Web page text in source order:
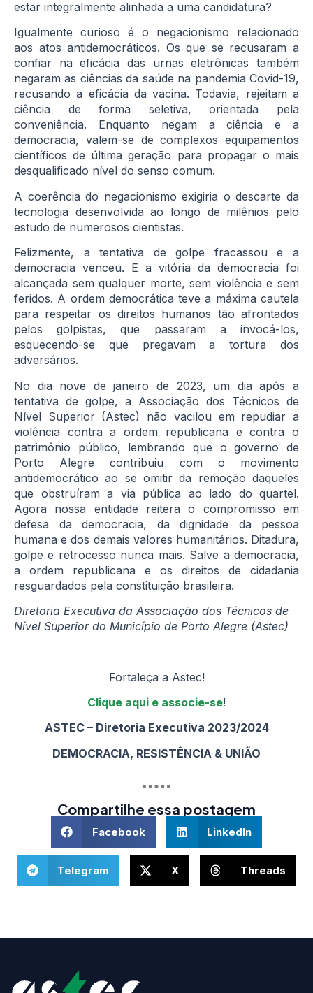
estar integralmente alinhada a uma candidatura?
Igualmente curioso é o negacionismo relacionado
aos atos antidemocráticos. Os que se recusaram a
confiar na eficácia das urnas eletrônicas também
negaram as ciências da saúde na pandemia Covid-19,
recusando a eficácia da vacina. Todavia, rejeitam a
ciência de forma seletiva, orientada pela
conveniência. Enquanto negam a ciência e a
democracia, valem-se de complexos equipamentos
científicos de última geração para propagar o mais
desqualificado nível do senso comum.
A coerência do negacionismo exigiria o descarte da
tecnologia desenvolvida ao longo de milênios pelo
estudo de numerosos cientistas.
Felizmente, a tentativa de golpe fracassou e a
democracia venceu. E a vitória da democracia foi
alcançada sem qualquer morte, sem violência e sem
feridos. A ordem democrática teve a máxima cautela
para respeitar os direitos humanos tão afrontados
pelos golpistas, que passaram a invocá-los,
esquecendo-se que pregavam a tortura dos
adversários.
No dia nove de janeiro de 2023, um dia após a
tentativa de golpe, a Associação dos Técnicos de
Nível Superior (Astec) não vacilou em repudiar a
violência contra a ordem republicana e contra o
patrimônio público, lembrando que o governo de
Porto Alegre contribuiu com o movimento
antidemocrático ao se omitir da remoção daqueles
que obstruíram a via pública ao lado do quartel.
Agora nossa entidade reitera o compromisso em
defesa da democracia, da dignidade da pessoa
humana e dos demais valores humanitários. Ditadura,
golpe e retrocesso nunca mais. Salve a democracia,
a ordem republicana e os direitos de cidadania
resguardados pela constituição brasileira.
Diretoria Executiva da Associação dos Técnicos de
Nível Superior do Município de Porto Alegre (Astec)
Fortaleça a Astec!
Clique aqui e associe-se!
ASTEC – Diretoria Executiva 2023/2024
DEMOCRACIA, RESISTÊNCIA & UNIÃO
Compartilhe essa postagem
Facebook LinkedIn
Telegram X Threads